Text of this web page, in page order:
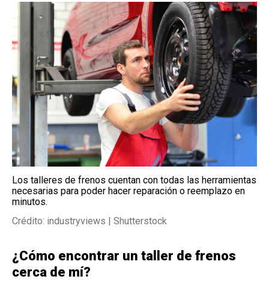
Los talleres de frenos cuentan con todas las herramientas
necesarias para poder hacer reparación o reemplazo en
minutos.
Crédito: industryviews | Shutterstock
¿Cómo encontrar un taller de frenos
cerca de mí?